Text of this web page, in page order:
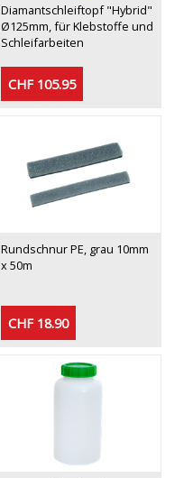
Diamantschleiftopf "Hybrid"
Ø125mm, für Klebstoffe und
Schleifarbeiten
CHF 105.95
Rundschnur PE, grau 10mm
x 50m
CHF 18.90